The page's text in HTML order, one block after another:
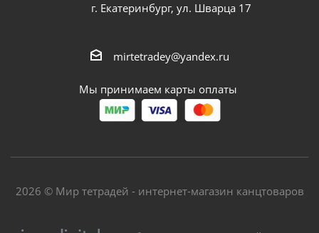
г. Екатеринбург, ул. Шварца 17
mirtetradey@yandex.ru
Мы принимаем карты оплаты
2026 © Мир тетрадей - интернет-магазин канцтоваров